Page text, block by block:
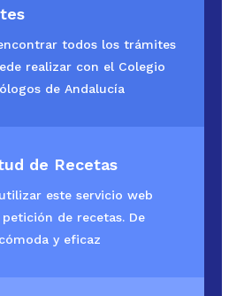
todos los trámites
realizar con el Colegio
de Andalucía
de Recetas
este servicio web
de recetas. De
y eficaz